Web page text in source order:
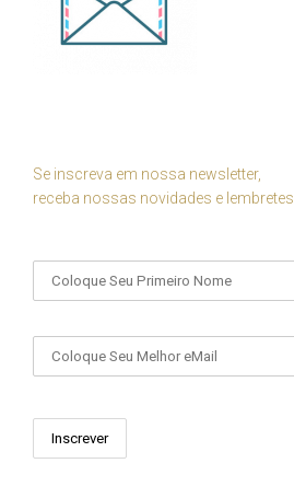
Se inscreva em nossa newsletter,
receba nossas novidades e lembretes